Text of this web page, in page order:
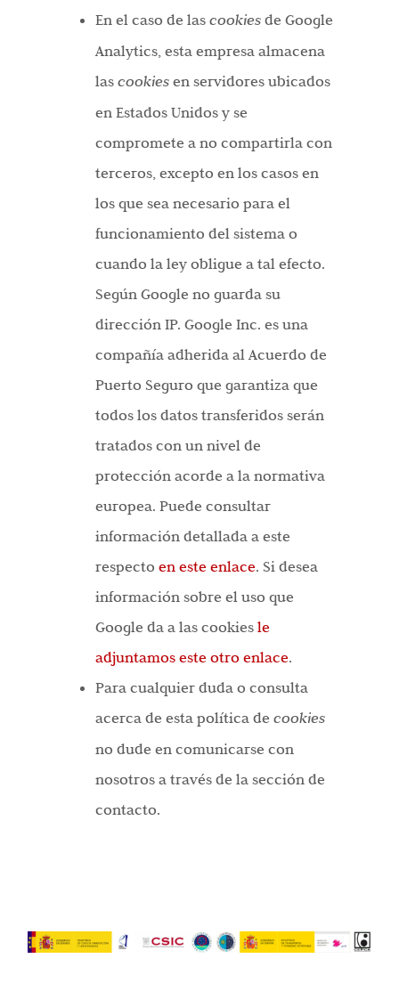
En el caso de las cookiesde Google
Analytics, esta empresa almacena
las cookiesen servidores ubicados
en Estados Unidos y se
compromete a no compartirla con
terceros, excepto en los casos en
los que sea necesario para el
funcionamiento del sistema o
cuando la ley obligue a tal efecto.
Según Google no guarda su
dirección IP. Google Inc. es una
compañía adherida al Acuerdo de
Puerto Seguro que garantiza que
todos los datos transferidos serán
tratados con un nivel de
protección acorde a la normativa
europea. Puede consultar
información detallada a este
respecto en este enlace. Si desea
información sobre el uso que
Google da a las cookies le
adjuntamos este otro enlace.
Para cualquier duda o consulta
acerca de esta política de cookies
no dude en comunicarse con
nosotros a través de la sección de
contacto.